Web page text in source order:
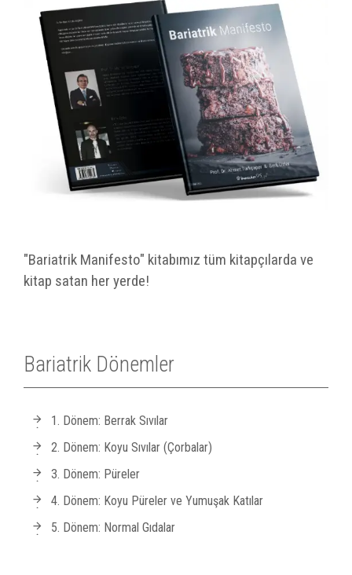
"Bariatrik Manifesto" kitabımız tüm kitapçılarda ve
kitap satan her yerde!
Bariatrik Dönemler
1. Dönem: Berrak Sıvılar
2. Dönem: Koyu Sıvılar (Çorbalar)
3. Dönem: Püreler
4. Dönem: Koyu Püreler ve Yumuşak Katılar
5. Dönem: Normal Gıdalar